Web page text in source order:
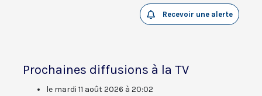
Recevoir une alerte
Prochaines diffusions à la TV
le mardi 11 août 2026 à 20:02